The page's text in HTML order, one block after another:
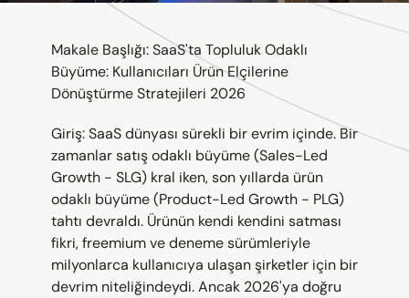
Makale Başlığı: SaaS'ta Topluluk Odaklı
Büyüme: Kullanıcıları Ürün Elçilerine
Dönüştürme Stratejileri 2026
Giriş: SaaS dünyası sürekli bir evrim içinde. Bir
zamanlar satış odaklı büyüme (Sales-Led
Growth - SLG) kral iken, son yıllarda ürün
odaklı büyüme (Product-Led Growth - PLG)
tahtı devraldı. Ürünün kendi kendini satması
fikri, freemium ve deneme sürümleriyle
milyonlarca kullanıcıya ulaşan şirketler için bir
devrim niteliğindeydi. Ancak 2026'ya doğru